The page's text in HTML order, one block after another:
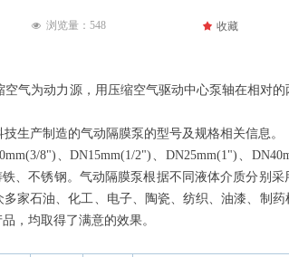
넶 浏览量： 548 끄 收藏
气为动力源，用压缩空气驱动中心泵轴在相对
生产制造的气动隔膜泵的型号及规格相关信息。
8")、DN15mm(1/2")、DN25mm(1")、
、不锈钢。气动隔膜泵根据不同液体介质分别
家石油、化工、电子、陶瓷、纺织、油漆、制药
，均取得了满意的效果。